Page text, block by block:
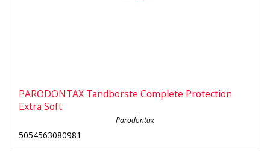
PARODONTAX Tandborste Complete Protection
Extra Soft
Parodontax
5054563080981